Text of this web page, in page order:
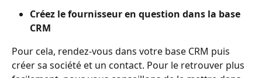
Créez le fournisseur en question dans la base
CRM
Pour cela, rendez-vous dans votre base CRM puis
créer sa société et un contact. Pour le retrouver plus